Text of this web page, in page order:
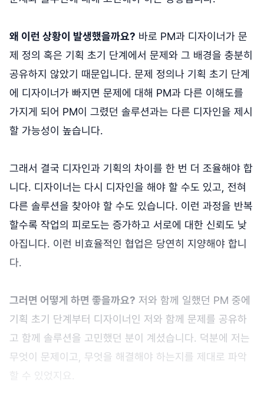
왜 이런 상황이 발생했을까요? 바로 PM과 디자이너가 문
제 정의 혹은 기획 초기 단계에서 문제와 그 배경을 충분히
공유하지 않았기 때문입니다. 문제 정의나 기획 초기 단계
에 디자이너가 빠지면 문제에 대해 PM과 다른 이해도를
가지게 되어 PM이 그렸던 솔루션과는 다른 디자인을 제시
할 가능성이 높습니다.
그래서 결국 디자인과 기획의 차이를 한 번 더 조율해야 합
니다. 디자이너는 다시 디자인을 해야 할 수도 있고, 전혀
다른 솔루션을 찾아야 할 수도 있습니다. 이런 과정을 반복
할수록 작업의 피로도는 증가하고 서로에 대한 신뢰도 낮
아집니다. 이런 비효율적인 협업은 당연히 지양해야 합니
다.
그러면 어떻게 하면 좋을까요? 저와 함께 일했던 PM 중에
기획 초기 단계부터 디자이너인 저와 함께 문제를 공유하
고 함께 솔루션을 고민했던 분이 계셨습니다. 덕분에 저는
무엇이 문제이고, 무엇을 해결해야 하는지를 제대로 파악
할 수 있었지요.